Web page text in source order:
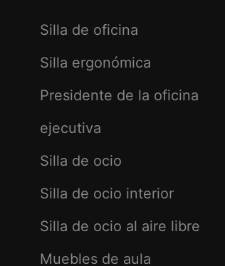
Silla de oficina
Silla ergonómica
Presidente de la oficina
ejecutiva
Silla de ocio
Silla de ocio interior
Silla de ocio al aire libre
Muebles de aula